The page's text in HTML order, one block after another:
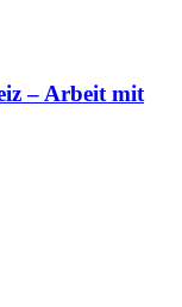
– Arbeit mit